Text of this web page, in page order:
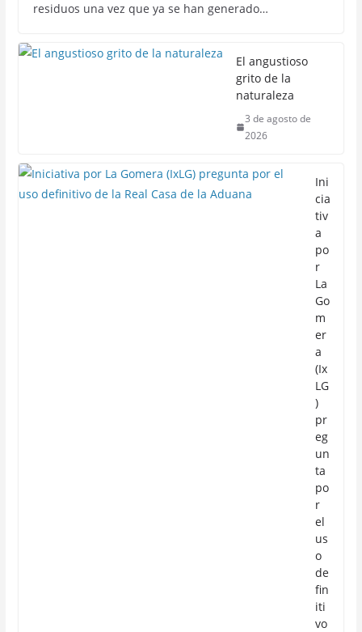
residuos una vez que ya se han generado…
El angustioso
grito de la
naturaleza
3 de agosto de
2026
Ini
cia
tiv
a
po
r
La
Go
m
er
a
(Ix
LG
)
pr
eg
un
ta
po
r
el
us
o
de
fin
iti
vo